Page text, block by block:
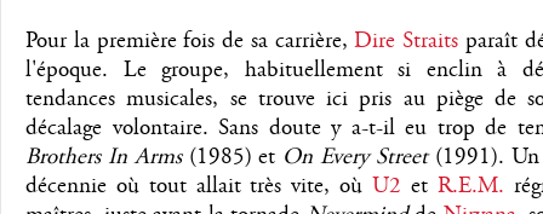
Pour la première fois de sa carrière,Dire Straits paraît
l'époque. Le groupe, habituellement si enclin à
tendances musicales, se trouve ici pris au piège de
décalage volontaire. Sans doute y a-t-il eu trop de
Brothers In Arms(1985) et On Every Street(1991). Un
décennie où tout allait très vite, oùU2 et R.E.M.